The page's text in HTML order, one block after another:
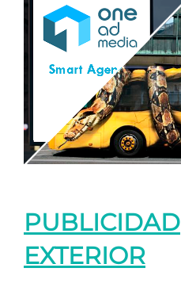
PUBLICIDAD
EXTERIOR